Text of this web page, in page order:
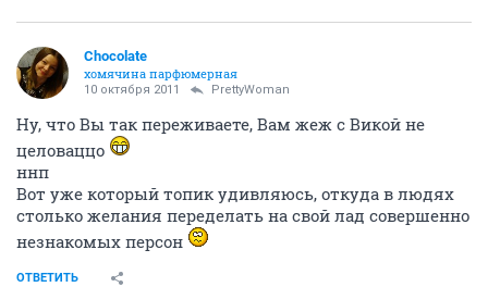
Chocolate
хомячина парфюмерная
10 октября 2011 PrettyWoman
Ну, что Вы так переживаете, Вам жеж с Викой не
целоваццо
ннп
Вот уже который топик удивляюсь, откуда в людях
столько желания переделать на свой лад совершенно
незнакомых персон
ОТВЕТИТЬ